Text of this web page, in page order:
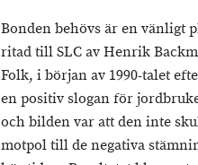
Bonden behövs är en vänligt
ritad till SLC av Henrik
Folk, i början av 1990-talet
en positiv slogan för
och bilden var att den inte
motpol till de negativa